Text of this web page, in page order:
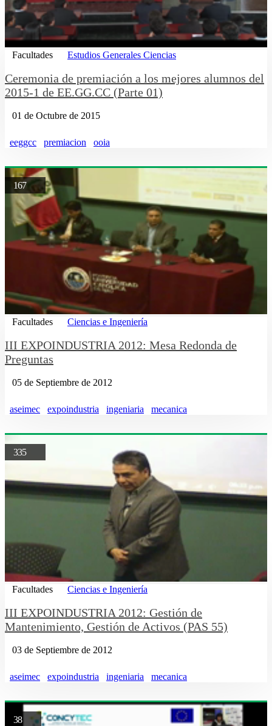
Facultades Estudios Generales Ciencias
Ceremonia de premiación a los mejores alumnos del
2015-1 de EE.GG.CC (Parte 01)
01 de Octubre de 2015
eeggcc premiacion ooia
167
Facultades Ciencias e Ingeniería
III EXPOINDUSTRIA 2012: Mesa Redonda de
Preguntas
05 de Septiembre de 2012
aseimec expoindustria ingeniaria mecanica
335
Facultades Ciencias e Ingeniería
III EXPOINDUSTRIA 2012: Gestión de
Mantenimiento, Gestión de Activos (PAS 55)
03 de Septiembre de 2012
aseimec expoindustria ingeniaria mecanica
38